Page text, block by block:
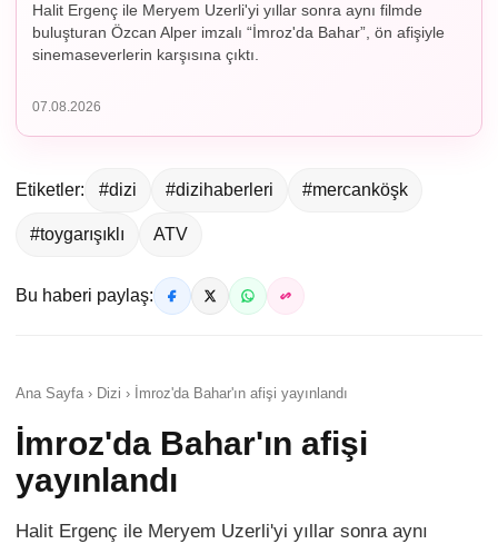
Halit Ergenç ile Meryem Uzerli'yi yıllar sonra aynı filmde
buluşturan Özcan Alper imzalı “İmroz'da Bahar”, ön afişiyle
sinemaseverlerin karşısına çıktı.
07.08.2026
Etiketler: #dizi #dizihaberleri #mercanköşk
#toygarışıklı ATV
Bu haberi paylaş:
Ana Sayfa › Dizi › İmroz'da Bahar'ın afişi yayınlandı
İmroz'da Bahar'ın afişi
yayınlandı
Halit Ergenç ile Meryem Uzerli'yi yıllar sonra aynı